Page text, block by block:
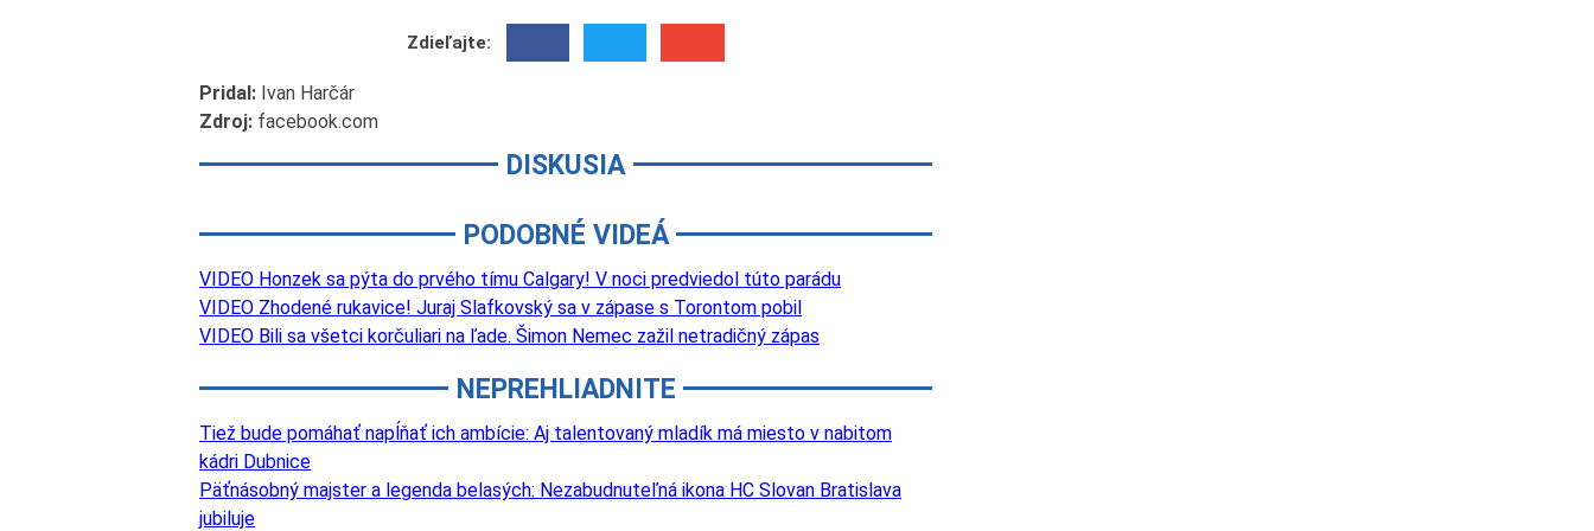
Zdieľajte:
Pridal: Ivan Harčár
Zdroj: facebook.com
DISKUSIA
PODOBNÉ VIDEÁ
VIDEO Honzek sa pýta do prvého tímu Calgary! V noci predviedol túto parádu
VIDEO Zhodené rukavice! Juraj Slafkovský sa v zápase s Torontom pobil
VIDEO Bili sa všetci korčuliari na ľade. Šimon Nemec zažil netradičný zápas
NEPREHLIADNITE
Tiež bude pomáhať napĺňať ich ambície: Aj talentovaný mladík má miesto v nabitom
kádri Dubnice
Päťnásobný majster a legenda belasých: Nezabudnuteľná ikona HC Slovan Bratislava
jubiluje